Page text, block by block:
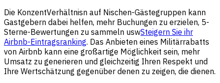
Die KonzentVerhältnisn auf Nischen-Gästegruppen kann
Gastgebern dabei helfen, mehr Buchungen zu erzielen, 5-
Sterne-Bewertungen zu sammeln uswSteigern Sie ihr
Airbnb-Eintragsranking. Das Anbieten eines Militärrabatts
von Airbnb kann eine großartige Möglichkeit sein, mehr
Umsatz zu generieren und gleichzeitig Ihren Respekt und
Ihre Wertschätzung gegenüber denen zu zeigen, die dienen.